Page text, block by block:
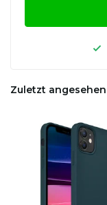
Zuletzt angesehen